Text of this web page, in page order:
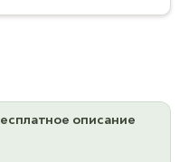
описание